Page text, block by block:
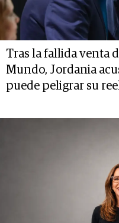
Tras la fallida venta
Mundo, Jordania
puede peligrar su